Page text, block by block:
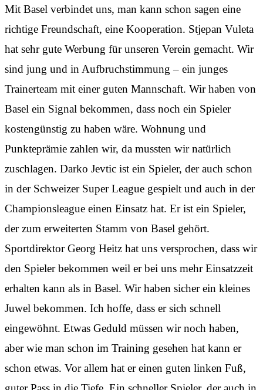
Mit Basel verbindet uns, man kann schon sagen eine
richtige Freundschaft, eine Kooperation. Stjepan Vuleta
hat sehr gute Werbung für unseren Verein gemacht. Wir
sind jung und in Aufbruchstimmung – ein junges
Trainerteam mit einer guten Mannschaft. Wir haben von
Basel ein Signal bekommen, dass noch ein Spieler
kostengünstig zu haben wäre. Wohnung und
Punkteprämie zahlen wir, da mussten wir natürlich
zuschlagen. Darko Jevtic ist ein Spieler, der auch schon
in der Schweizer Super League gespielt und auch in der
Championsleague einen Einsatz hat. Er ist ein Spieler,
der zum erweiterten Stamm von Basel gehört.
Sportdirektor Georg Heitz hat uns versprochen, dass wir
den Spieler bekommen weil er bei uns mehr Einsatzzeit
erhalten kann als in Basel. Wir haben sicher ein kleines
Juwel bekommen. Ich hoffe, dass er sich schnell
eingewöhnt. Etwas Geduld müssen wir noch haben,
aber wie man schon im Training gesehen hat kann er
schon etwas. Vor allem hat er einen guten linken Fuß,